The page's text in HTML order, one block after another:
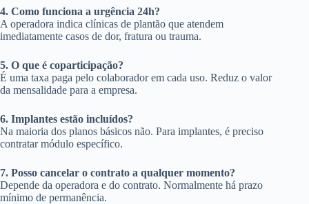
4. Como funciona a urgência 24h?
A operadora indica clínicas de plantão que atendem
imediatamente casos de dor, fratura ou trauma.
5. O que é coparticipação?
É uma taxa paga pelo colaborador em cada uso. Reduz o valor
da mensalidade para a empresa.
6. Implantes estão incluídos?
Na maioria dos planos básicos não. Para implantes, é preciso
contratar módulo específico.
7. Posso cancelar o contrato a qualquer momento?
Depende da operadora e do contrato. Normalmente há prazo
mínimo de permanência.